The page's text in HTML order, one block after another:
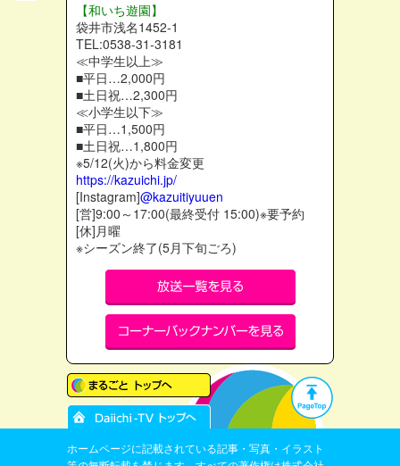
【和いち遊園】
袋井市浅名1452-1
TEL:0538-31-3181
≪中学生以上≫
■平日…2,000円
■土日祝…2,300円
≪小学生以下≫
■平日…1,500円
■土日祝…1,800円
※5/12(火)から料金変更
https://kazuichi.jp/
[Instagram]@kazuitiyuuen
[営]9:00～17:00(最終受付 15:00)※要予約
[休]月曜
※シーズン終了(5月下旬ごろ)
ホームページに記載されている記事・写真・イラスト